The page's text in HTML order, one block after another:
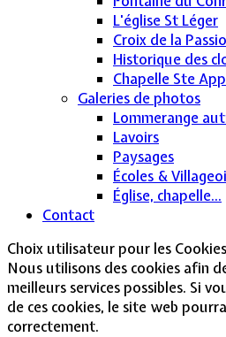
L'église St Léger
Croix de la
Historique des
Chapelle Ste
Galeries de photos
Lommerange
Lavoirs
Paysages
Écoles &
Église, chapelle...
Contact
Choix utilisateur pour les Cookies
Nous utilisons des cookies afin
meilleurs services possibles. Si
de ces cookies, le site web
correctement.